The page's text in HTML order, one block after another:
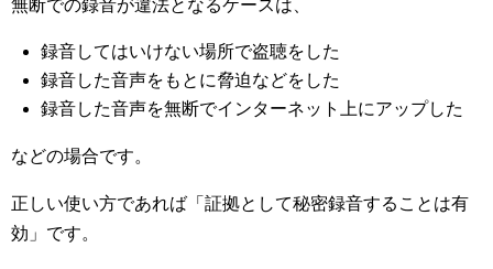
無断での録音が違法となるケースは、
録音してはいけない場所で盗聴をした
録音した音声をもとに脅迫などをした
録音した音声を無断でインターネット上にアップした
などの場合です。
正しい使い方であれば「証拠として秘密録音することは有
効」です。